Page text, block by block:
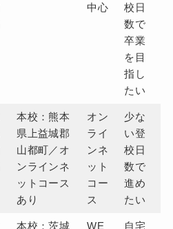
中心
校日
数で
卒業
を目
指し
たい
本校：熊本
県上益城郡
山都町／オ
ンラインネ
ットコース
あり
オン
ライ
ンネ
ット
コー
ス
少な
い登
校日
数で
進め
たい
本校：茨城 WE 自宅